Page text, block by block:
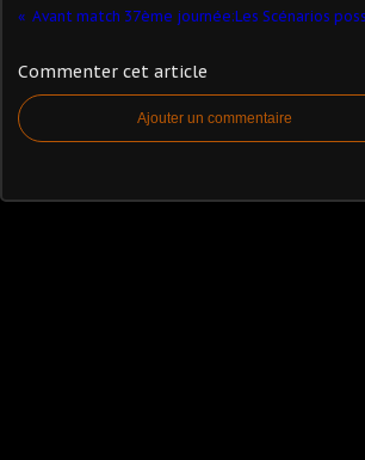
Commenter cet article
Ajouter un commentaire